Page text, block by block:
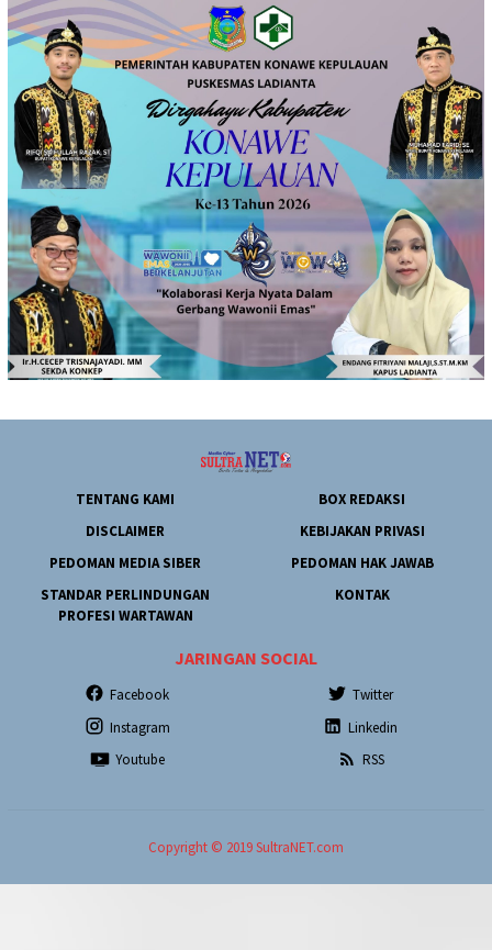
TENTANG KAMI
BOX REDAKSI
DISCLAIMER
KEBIJAKAN PRIVASI
PEDOMAN MEDIA SIBER
PEDOMAN HAK JAWAB
STANDAR PERLINDUNGAN
PROFESI WARTAWAN
KONTAK
JARINGAN SOCIAL
Facebook
Twitter
Instagram
Linkedin
Youtube
RSS
Copyright © 2019 SultraNET.com